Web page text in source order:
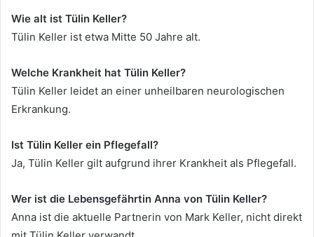
Wie alt ist Tülin Keller?
Tülin Keller ist etwa Mitte 50 Jahre alt.
Welche Krankheit hat Tülin Keller?
Tülin Keller leidet an einer unheilbaren neurologischen
Erkrankung.
Ist Tülin Keller ein Pflegefall?
Ja, Tülin Keller gilt aufgrund ihrer Krankheit als Pflegefall.
Wer ist die Lebensgefährtin Anna von Tülin Keller?
Anna ist die aktuelle Partnerin von Mark Keller, nicht direkt